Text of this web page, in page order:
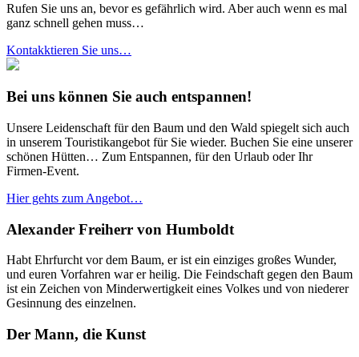
Rufen Sie uns an, bevor es gefährlich wird. Aber auch wenn es mal
ganz schnell gehen muss…
Kontakktieren Sie uns…
Bei uns können Sie auch entspannen!
Unsere Leidenschaft für den Baum und den Wald spiegelt sich auch
in unserem Touristikangebot für Sie wieder. Buchen Sie eine unserer
schönen Hütten… Zum Entspannen, für den Urlaub oder Ihr
Firmen-Event.
Hier gehts zum Angebot…
Alexander Freiherr von Humboldt
Habt Ehrfurcht vor dem Baum, er ist ein einziges großes Wunder,
und euren Vorfahren war er heilig. Die Feindschaft gegen den Baum
ist ein Zeichen von Minderwertigkeit eines Volkes und von niederer
Gesinnung des einzelnen.
Der Mann, die Kunst